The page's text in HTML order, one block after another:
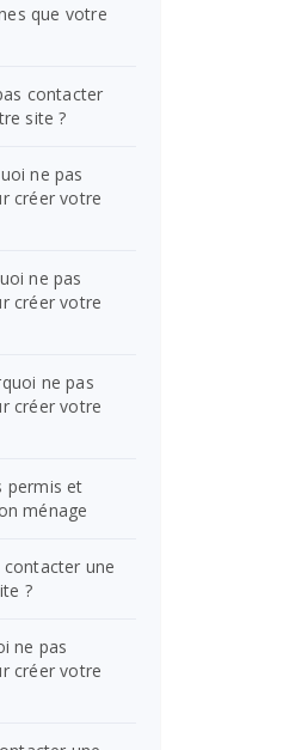
que votre
contacter
site ?
ne pas
créer votre
ne pas
créer votre
ne pas
créer votre
permis et
ménage
une
?
ne pas
créer votre